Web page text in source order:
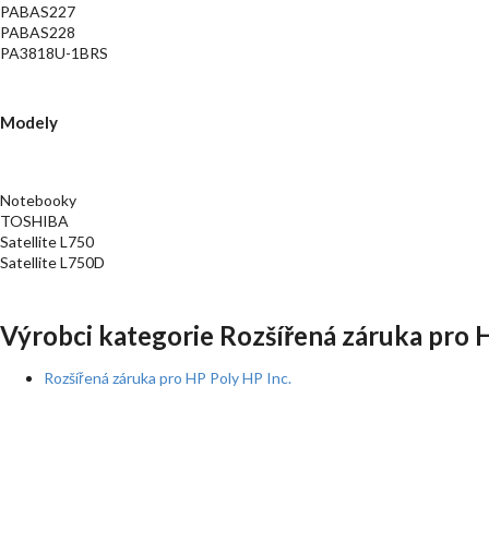
PABAS227
PABAS228
PA3818U-1BRS
Modely
Notebooky
TOSHIBA
Satellite L750
Satellite L750D
Výrobci kategorie Rozšířená záruka pro
Rozšířená záruka pro HP Poly HP Inc.